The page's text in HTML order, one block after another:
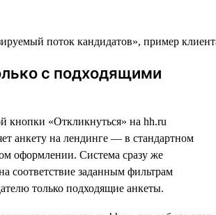
с подходящими
кнопки «Откликнуться» на hh.ru
анкету на лендинге — в стандартном
оформлении. Система сразу же
соответствие заданным фильтрам
только подходящие анкеты.